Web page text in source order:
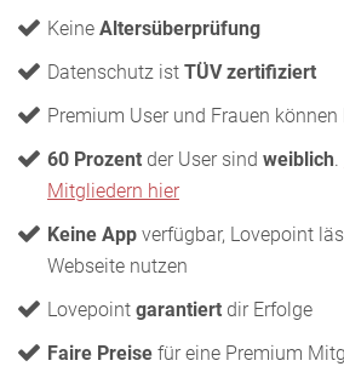
Keine Altersüberprüfung
Datenschutz ist TÜV zertifiziert
Premium User und Frauen können
60 Prozent der User sind weiblich.
Mitgliedern hier
Keine App verfügbar, Lovepoint
Webseite nutzen
Lovepoint garantiert dir Erfolge
Faire Preise für eine Premium